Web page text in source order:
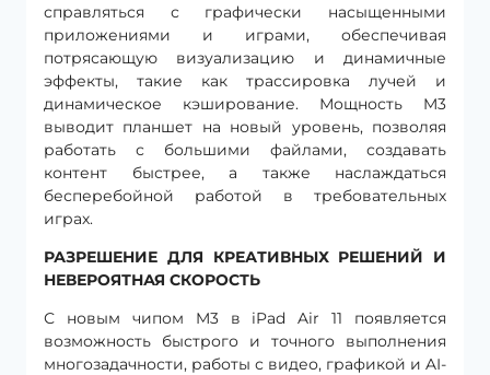
справляться с графически насыщенными
приложениями и играми, обеспечивая
потрясающую визуализацию и динамичные
эффекты, такие как трассировка лучей и
динамическое кэширование. Мощность M3
выводит планшет на новый уровень, позволяя
работать с большими файлами, создавать
контент быстрее, а также наслаждаться
бесперебойной работой в требовательных
играх.
РАЗРЕШЕНИЕ ДЛЯ КРЕАТИВНЫХ РЕШЕНИЙ И
НЕВЕРОЯТНАЯ СКОРОСТЬ
С новым чипом M3 в iPad Air 11 появляется
возможность быстрого и точного выполнения
многозадачности, работы с видео, графикой и AI-